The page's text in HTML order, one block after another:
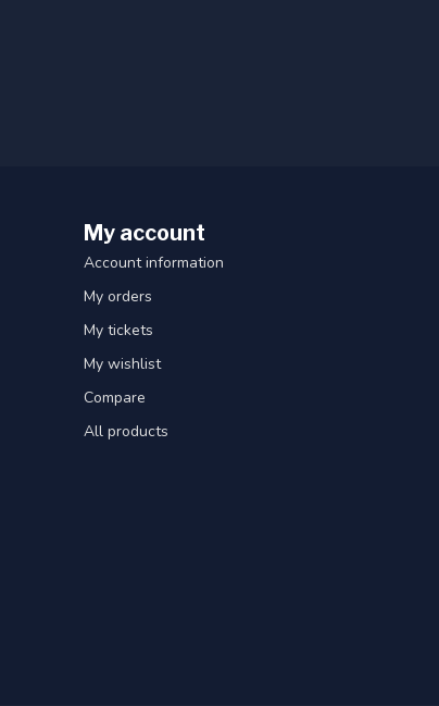
My account
Account information
My orders
My tickets
My wishlist
Compare
All products